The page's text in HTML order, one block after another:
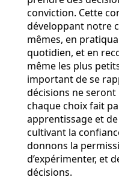
conviction. Cette
développant notre
mêmes, en
quotidien, et en
même les plus
important de se
décisions ne
chaque choix fait
apprentissage et
cultivant la
donnons la
d’expérimenter, et
décisions.